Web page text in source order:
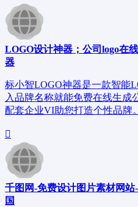
LOGO设计神器；公司logo在
器
标小智LOGO神器是一款智能
入品牌名称就能免费在线生成
配套企业VI助您打造个性品牌。
千图网-免费设计图片素材网
国